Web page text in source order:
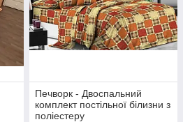
Печворк - Двоспальний
комплект постільної білизни з
поліестеру